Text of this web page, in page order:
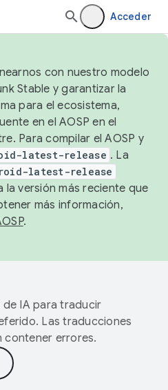
Acceder
con nuestro modelo
Stable y garantizar la
para el ecosistema,
en el AOSP en el
Para compilar el AOSP y
latest-release . La
latest-release
la versión más reciente que
más información,
.
IA para traducir
Las traducciones
contener errores.